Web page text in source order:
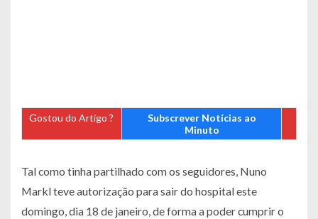
Gostou do Artigo ?
Subscrever Notícias ao
Minuto
Tal como tinha partilhado com os seguidores, Nuno
Markl teve autorização para sair do hospital este
domingo, dia 18 de janeiro, de forma a poder cumprir o